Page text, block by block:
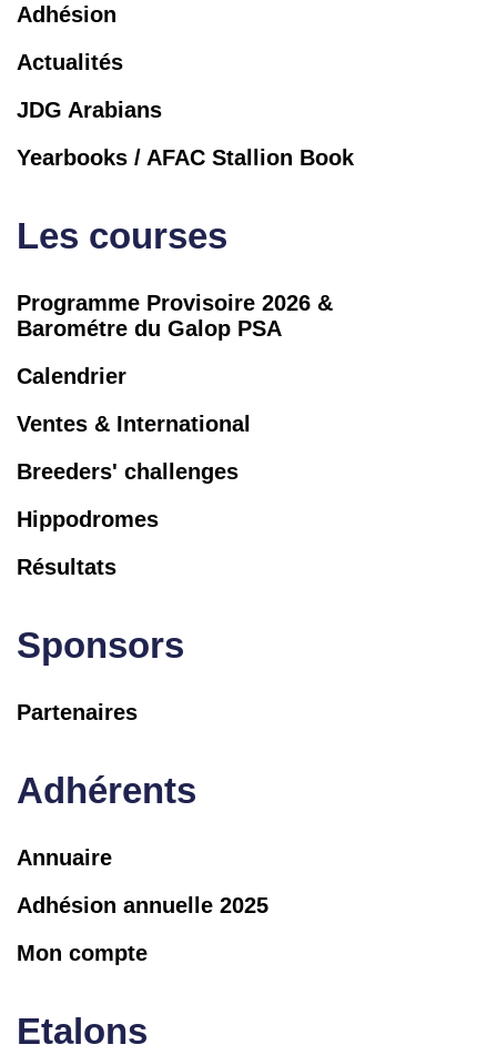
Adhésion
Actualités
JDG Arabians
Yearbooks / AFAC Stallion Book
Les courses
Programme Provisoire 2026 &
Barométre du Galop PSA
Calendrier
Ventes & International
Breeders' challenges
Hippodromes
Résultats
Sponsors
Partenaires
Adhérents
Annuaire
Adhésion annuelle 2025
Mon compte
Etalons